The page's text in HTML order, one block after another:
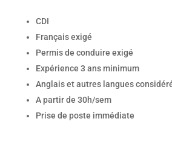
CDI
Français exigé
Permis de conduire exigé
Expérience 3 ans minimum
Anglais et autres langues
A partir de 30h/sem
Prise de poste immédiate